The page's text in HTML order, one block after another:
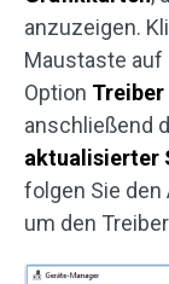
anzuzeigen.
Maustaste auf
Option
anschließend
aktualisierter
folgen Sie
um den